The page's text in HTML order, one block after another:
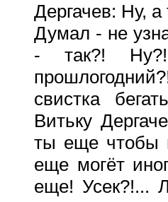
Дергачев: Ну,
Думал - не
- так?!
свистка
Витьку
ты еще чтобы
еще могёт
еще! Усек?!...